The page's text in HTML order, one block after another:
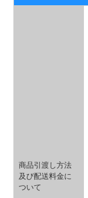
商品引渡し方法
及び配送料金に
ついて